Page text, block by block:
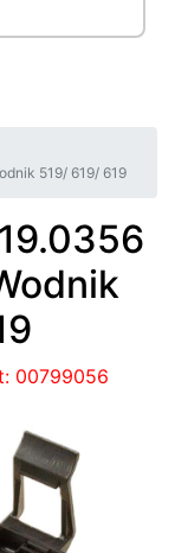
519/ 619/ 619
00799056